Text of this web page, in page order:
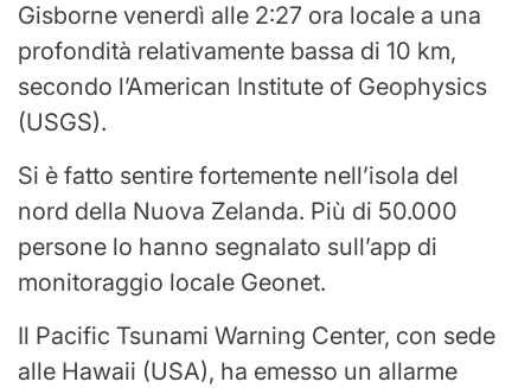
Gisborne venerdì alle 2:27 ora locale a una
profondità relativamente bassa di 10 km,
secondo l’American Institute of Geophysics
(USGS).
Si è fatto sentire fortemente nell’isola del
nord della Nuova Zelanda. Più di 50.000
persone lo hanno segnalato sull’app di
monitoraggio locale Geonet.
Il Pacific Tsunami Warning Center, con sede
alle Hawaii (USA), ha emesso un allarme